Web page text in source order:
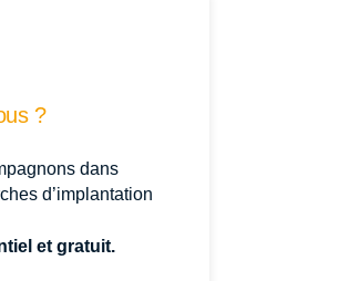
?
dans
d’implantation
et gratuit.